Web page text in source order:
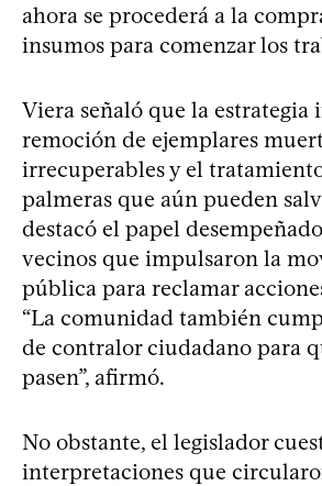
ahora se procederá a la
insumos para comenzar los
Viera señaló que la estrategia
remoción de ejemplares
irrecuperables y el
palmeras que aún pueden
destacó el papel
vecinos que impulsaron la
pública para reclamar
“La comunidad también
de contralor ciudadano para
pasen”, afirmó.
No obstante, el legislador
interpretaciones que